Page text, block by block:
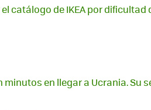
catálogo de IKEA por dificultad
en llegar a Ucrania. Su